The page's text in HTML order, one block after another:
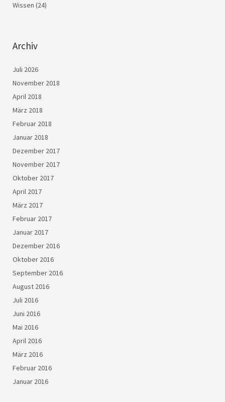
Wissen (24)
Archiv
Juli 2026
November 2018
April 2018
März 2018
Februar 2018
Januar 2018
Dezember 2017
November 2017
Oktober 2017
April 2017
März 2017
Februar 2017
Januar 2017
Dezember 2016
Oktober 2016
September 2016
August 2016
Juli 2016
Juni 2016
Mai 2016
April 2016
März 2016
Februar 2016
Januar 2016